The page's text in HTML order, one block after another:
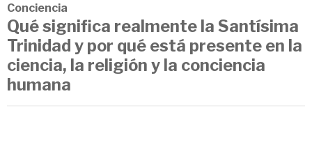
Conciencia
Qué significa realmente la Santísima
Trinidad y por qué está presente en la
ciencia, la religión y la conciencia
humana